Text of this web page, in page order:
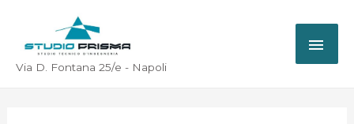
Via D. Fontana 25/e - Napoli